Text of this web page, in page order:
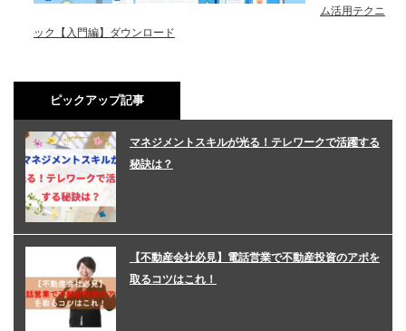
ム活用テクニ
ック【入門編】ダウンロード
ピックアップ記事
マネジメントスキルが光る！テレワークで活躍する
秘訣は？
【不動産会社必見】電話営業で不動産投資のアポを
取るコツはこれ！